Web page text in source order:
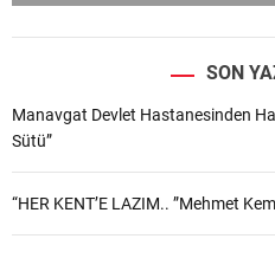
SON
Manavgat Devlet Hastanesinden
Sütü”
“HER KENT’E LAZIM.. ”Mehmet